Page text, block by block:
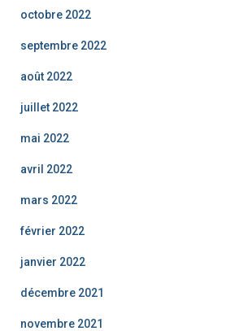
octobre 2022
septembre 2022
août 2022
juillet 2022
mai 2022
avril 2022
mars 2022
février 2022
janvier 2022
décembre 2021
novembre 2021